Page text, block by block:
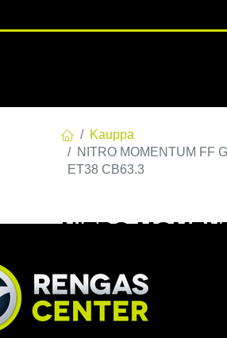
Kauppa
NITRO MOMENTUM FF
ET38 CB63.3
NITRO
CB63.3
EAN:7332818112761